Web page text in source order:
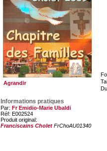
Agrandir
Informations pratiques
Par: Fr Emidio-Marie Ubaldi
Réf: E002524
Produit original:
Franciscains Cholet FrChoAU01340